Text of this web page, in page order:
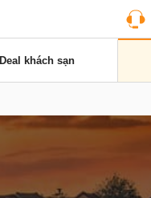
Deal khách sạn